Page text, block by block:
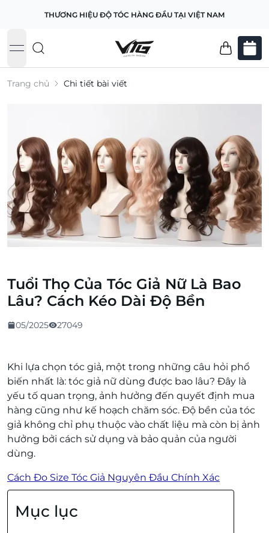
THƯƠNG HIỆU ĐỘ TÓC HÀNG ĐẦU TẠI VIỆT NAM
open navigation menu
Trang chủ Chi tiết bài viết
Tuổi Thọ Của Tóc Giả Nữ Là Bao
Lâu? Cách Kéo Dài Độ Bền
05/2025 27049
Khi lựa chọn tóc giả, một trong những câu hỏi phổ
biến nhất là: tóc giả nữ dùng được bao lâu? Đây là
yếu tố quan trọng, ảnh hưởng đến quyết định mua
hàng cũng như kế hoạch chăm sóc. Độ bền của tóc
giả không chỉ phụ thuộc vào chất liệu mà còn bị ảnh
hưởng bởi cách sử dụng và bảo quản của người
dùng.
Cách Đo Size Tóc Giả Nguyên Đầu Chính Xác
Mục lục